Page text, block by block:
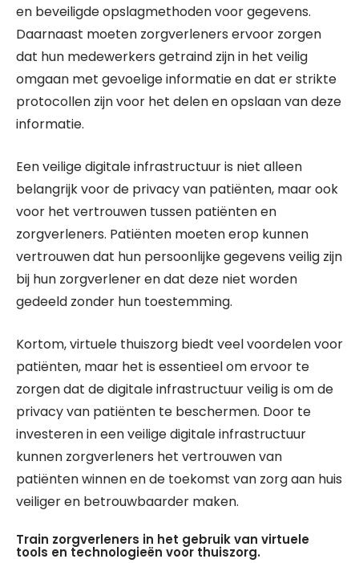
en beveiligde opslagmethoden voor gegevens.
Daarnaast moeten zorgverleners ervoor zorgen
dat hun medewerkers getraind zijn in het veilig
omgaan met gevoelige informatie en dat er strikte
protocollen zijn voor het delen en opslaan van deze
informatie.
Een veilige digitale infrastructuur is niet alleen
belangrijk voor de privacy van patiënten, maar ook
voor het vertrouwen tussen patiënten en
zorgverleners. Patiënten moeten erop kunnen
vertrouwen dat hun persoonlijke gegevens veilig zijn
bij hun zorgverlener en dat deze niet worden
gedeeld zonder hun toestemming.
Kortom, virtuele thuiszorg biedt veel voordelen voor
patiënten, maar het is essentieel om ervoor te
zorgen dat de digitale infrastructuur veilig is om de
privacy van patiënten te beschermen. Door te
investeren in een veilige digitale infrastructuur
kunnen zorgverleners het vertrouwen van
patiënten winnen en de toekomst van zorg aan huis
veiliger en betrouwbaarder maken.
Train zorgverleners in het gebruik van virtuele
tools en technologieën voor thuiszorg.